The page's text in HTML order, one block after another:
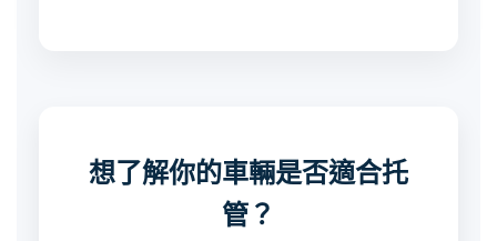
想了解你的車輛是否適合托
管？